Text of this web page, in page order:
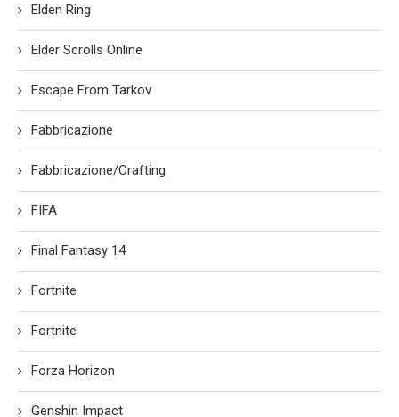
Elden Ring
Elder Scrolls Online
Escape From Tarkov
Fabbricazione
Fabbricazione/Crafting
FIFA
Final Fantasy 14
Fortnite
Fortnite
Forza Horizon
Genshin Impact